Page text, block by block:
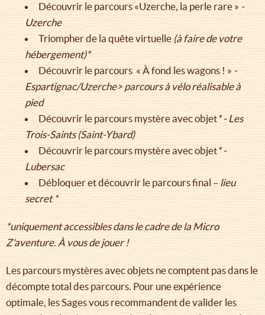
Découvrir le parcours «Uzerche, la perle rare » -
Uzerche
Triompher de la quête virtuelle (à faire de votre
hébergement)*
Découvrir le parcours « À fond les wagons ! » -
Espartignac/Uzerche> parcours à vélo réalisable à
pied
Découvrir le parcours mystère avec objet* - Les
Trois-Saints (Saint-Ybard)
Découvrir le parcours mystère avec objet* -
Lubersac
Débloquer et découvrir le parcours final – lieu
secret *
*uniquement accessibles dans le cadre de la Micro
Z'aventure. À vous de jouer !
Les parcours mystères avec objets ne comptent pas dans le
décompte total des parcours. Pour une expérience
optimale, les Sages vous recommandent de valider les